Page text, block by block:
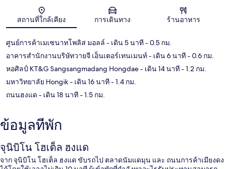
แผนที่
สถานที่ใกล้เคียง การเดินทาง ร้านอาหาร
ศูนย์การค้าเมเซนาทโพลิส มอลล์ - เดิน 5 นาที- 0.5 กม.
อาคารสำนักงานบริษัทวายจี เอ็นเตอร์เทนเมนท์- เดิน 6 นาที- 0.6 กม.
หอศิลป์ KT&G Sangsangmadang Hongdae- เดิน 14 นาที- 1.2 กม.
มหาวิทยาลัย Hongik- เดิน 16 นาที- 1.4 กม.
ถนนฮงแด - เดิน 18 นาที- 1.5 กม.
ข้อมูลที่พัก
จุนิบิโน โฮเต็ล ฮงแด
จาก จุนิบิโน โฮเต็ล ฮงแด ขับรถไป ตลาดนัมแดมุน และ ถนนการค้าเมียงดง